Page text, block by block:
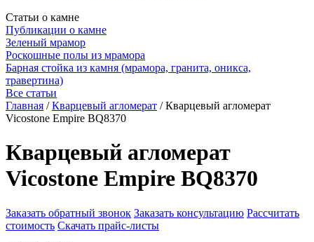
Статьи о камне
Публикации о камне
Зеленый мрамор
Роскошные полы из мрамора
Барная стойка из камня (мрамора, гранита, оникса,
травертина)
Все статьи
Главная / Кварцевый агломерат / Кварцевый агломерат
Vicostone Empire BQ8370
Кварцевый агломерат
Vicostone Empire BQ8370
Заказать обратный звонок Заказать консультацию Рассчитать
стоимость Скачать прайс-листы